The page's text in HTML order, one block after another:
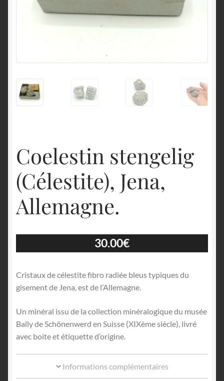
Coelestin stengelig
(Célestite), Jena,
Allemagne.
30.00€
Cristaux de célestite fibro radiée bleus typiques du
gisement de Jena, est de l’Allemagne.
Un minéral issu de la collection minéralogique du musée
Bally de Schönenwerd en Suisse (XIXème siècle), livré
avec boite et étiquette d’origine.
Informations complémentaires